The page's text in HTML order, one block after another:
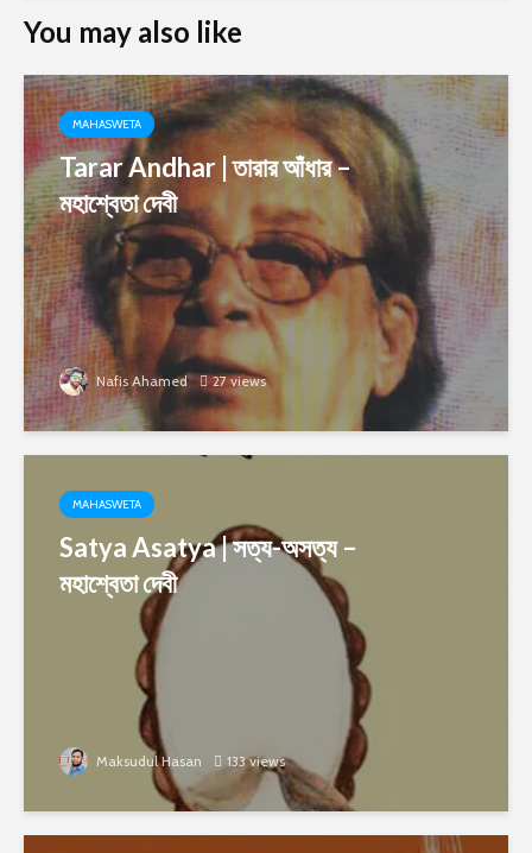
You may also like
MAHASWETA
Tarar Andhar | তারার আঁধার –
মহাশ্বেতা দেবী
Nafis Ahamed 27 views
MAHASWETA
Satya Asatya | সত্য-অসত্য –
মহাশ্বেতা দেবী
Maksudul Hasan 133 views